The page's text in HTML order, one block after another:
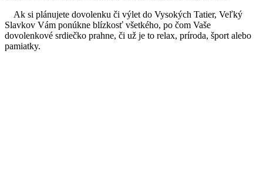
Ak si plánujete dovolenku či výlet do Vysokých Tatier, Veľký
Slavkov Vám ponúkne blízkosť všetkého, po čom Vaše
dovolenkové srdiečko prahne, či už je to relax, príroda, šport alebo
pamiatky.